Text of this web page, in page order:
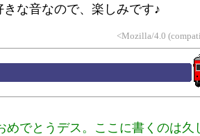
な音なので、楽しみです♪
<Mozilla/4.0
めでとうデス。ここに書くのは久